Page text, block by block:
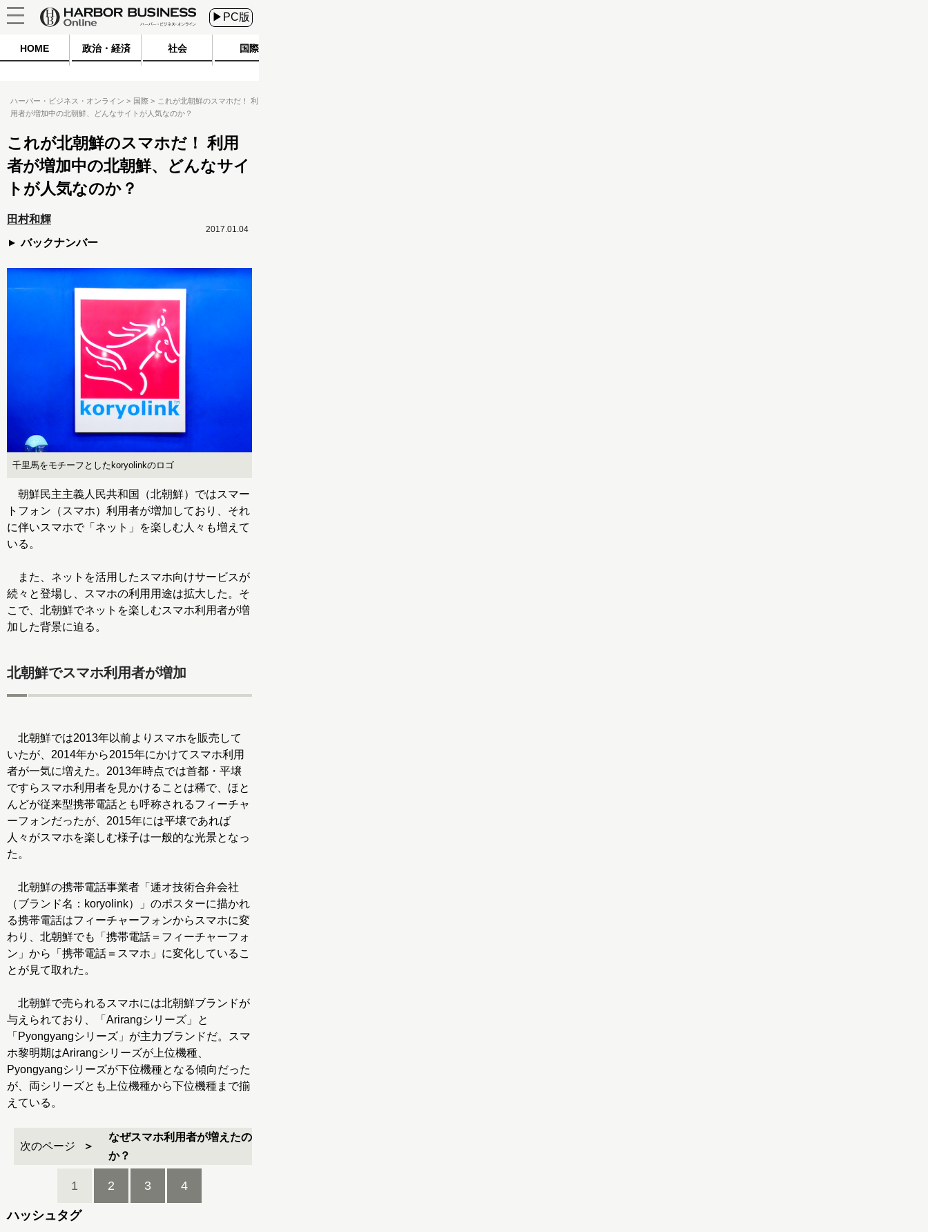
▶PC版
HOME 政治・経済 社会 国際
ハーバー・ビジネス・オンライン 国際
これが北朝鮮のスマホだ！ 利
用者が増加中の北朝鮮、どんなサイトが人気なのか？
これが北朝鮮のスマホだ！ 利用
者が増加中の北朝鮮、どんなサイ
トが人気なのか？
田村和輝
バックナンバー
2017.01.04
千里馬をモチーフとしたkoryolinkのロゴ
朝鮮民主主義人民共和国（北朝鮮）ではスマー
トフォン（スマホ）利用者が増加しており、それ
に伴いスマホで「ネット」を楽しむ人々も増えて
いる。
また、ネットを活用したスマホ向けサービスが
続々と登場し、スマホの利用用途は拡大した。そ
こで、北朝鮮でネットを楽しむスマホ利用者が増
加した背景に迫る。
北朝鮮でスマホ利用者が増加
北朝鮮では2013年以前よりスマホを販売して
いたが、2014年から2015年にかけてスマホ利用
者が一気に増えた。2013年時点では首都・平壌
ですらスマホ利用者を見かけることは稀で、ほと
んどが従来型携帯電話とも呼称されるフィーチャ
ーフォンだったが、2015年には平壌であれば
人々がスマホを楽しむ様子は一般的な光景となっ
た。
北朝鮮の携帯電話事業者「逓オ技術合弁会社
（ブランド名：koryolink）」のポスターに描かれ
る携帯電話はフィーチャーフォンからスマホに変
わり、北朝鮮でも「携帯電話＝フィーチャーフォ
ン」から「携帯電話＝スマホ」に変化しているこ
とが見て取れた。
北朝鮮で売られるスマホには北朝鮮ブランドが
与えられており、「Arirangシリーズ」と
「Pyongyangシリーズ」が主力ブランドだ。スマ
ホ黎明期はArirangシリーズが上位機種、
Pyongyangシリーズが下位機種となる傾向だった
が、両シリーズとも上位機種から下位機種まで揃
えている。
次のページ
なぜスマホ利用者が増えたの
か？
1 2 3 4
ハッシュタグ